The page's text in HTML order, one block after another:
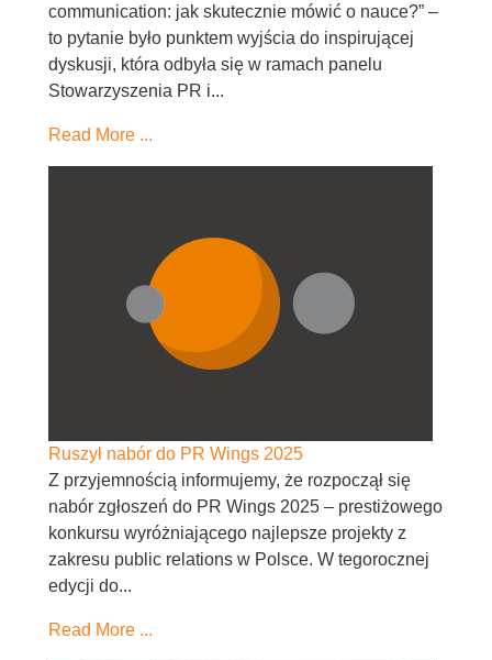
communication: jak skutecznie mówić o nauce?” –
to pytanie było punktem wyjścia do inspirującej
dyskusji, która odbyła się w ramach panelu
Stowarzyszenia PR i...
Read More ...
Ruszył nabór do PR Wings 2025
Z przyjemnością informujemy, że rozpoczął się
nabór zgłoszeń do PR Wings 2025 – prestiżowego
konkursu wyróżniającego najlepsze projekty z
zakresu public relations w Polsce. W tegorocznej
edycji do...
Read More ...